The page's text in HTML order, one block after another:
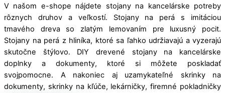
V našom e-shope nájdete stojany na kancelárske potreby
rôznych druhov a veľkostí. Stojany na perá s imitáciou
tmavého dreva so zlatým lemovaním pre luxusný pocit.
Stojany na perá z hliníka, ktoré sa ľahko udržiavajú a vyzerajú
skutočne štýlovo. DIY drevené stojany na kancelárske
doplnky a dokumenty, ktoré si môžete poskladať
svojpomocne. A nakoniec aj uzamykateľné skrinky na
dokumenty, skrinky na kľúče, lekárničky, firemné pokladničky